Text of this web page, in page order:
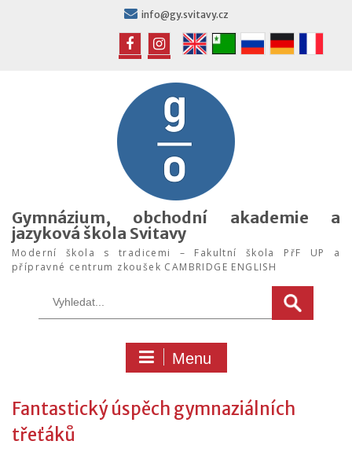
info@gy.svitavy.cz
FB IG
Gymnázium, obchodní akademie a
jazyková škola Svitavy
Moderní škola s tradicemi – Fakultní škola PřF UP a
přípravné centrum zkoušek CAMBRIDGE ENGLISH
Menu
Fantastický úspěch gymnaziálních
třeťáků